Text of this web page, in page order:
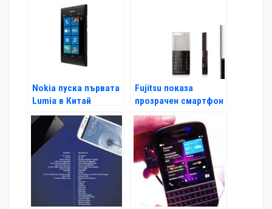
Nokia пуска първата
Lumia в Китай
Fujitsu показа
прозрачен смартфон